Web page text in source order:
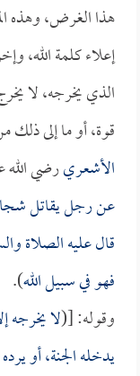
هذا الغرض، وهذه
إعلاء كلمة الله،
الذي يخرجه، لا
قوة، أو ما إلى
الأشعريرضي
عن رجل يقاتل
قال عليه الصلاة
فهو في سبيل الله).
وقوله: [(لا يخرجه
يدخله الجنة، أو